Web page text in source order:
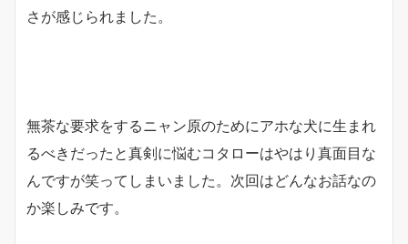
さが感じられました。
無茶な要求をするニャン原のためにアホな犬に生まれ
るべきだったと真剣に悩むコタローはやはり真面目な
んですが笑ってしまいました。次回はどんなお話なの
か楽しみです。